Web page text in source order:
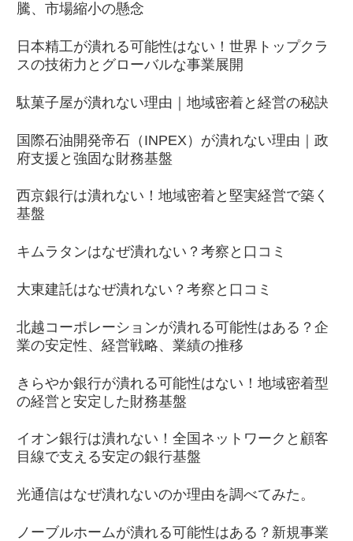
騰、市場縮小の懸念
日本精工が潰れる可能性はない！世界トップクラ
スの技術力とグローバルな事業展開
駄菓子屋が潰れない理由｜地域密着と経営の秘訣
国際石油開発帝石（INPEX）が潰れない理由｜政
府支援と強固な財務基盤
西京銀行は潰れない！地域密着と堅実経営で築く
基盤
キムラタンはなぜ潰れない？考察と口コミ
大東建託はなぜ潰れない？考察と口コミ
北越コーポレーションが潰れる可能性はある？企
業の安定性、経営戦略、業績の推移
きらやか銀行が潰れる可能性はない！地域密着型
の経営と安定した財務基盤
イオン銀行は潰れない！全国ネットワークと顧客
目線で支える安定の銀行基盤
光通信はなぜ潰れないのか理由を調べてみた。
ノーブルホームが潰れる可能性はある？新規事業